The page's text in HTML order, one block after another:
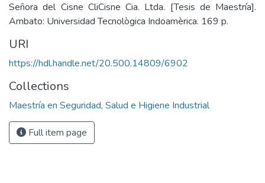
Señora del Cisne CliCisne Cia. Ltda. [Tesis de Maestría].
Ambato: Universidad Tecnològica Indoamèrica. 169 p.
URI
https://hdl.handle.net/20.500.14809/6902
Collections
Maestría en Seguridad, Salud e Higiene Industrial
Full item page